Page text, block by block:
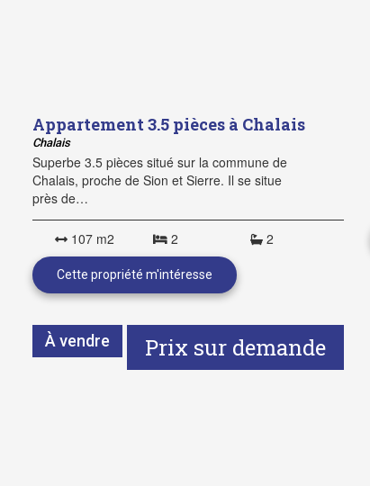
Appartement 3.5 pièces à Chalais
Chalais
Superbe 3.5 pièces situé sur la commune de
Chalais, proche de Sion et Sierre. Il se situe
près de…
107 m2 2 2
À vendre Prix sur demande